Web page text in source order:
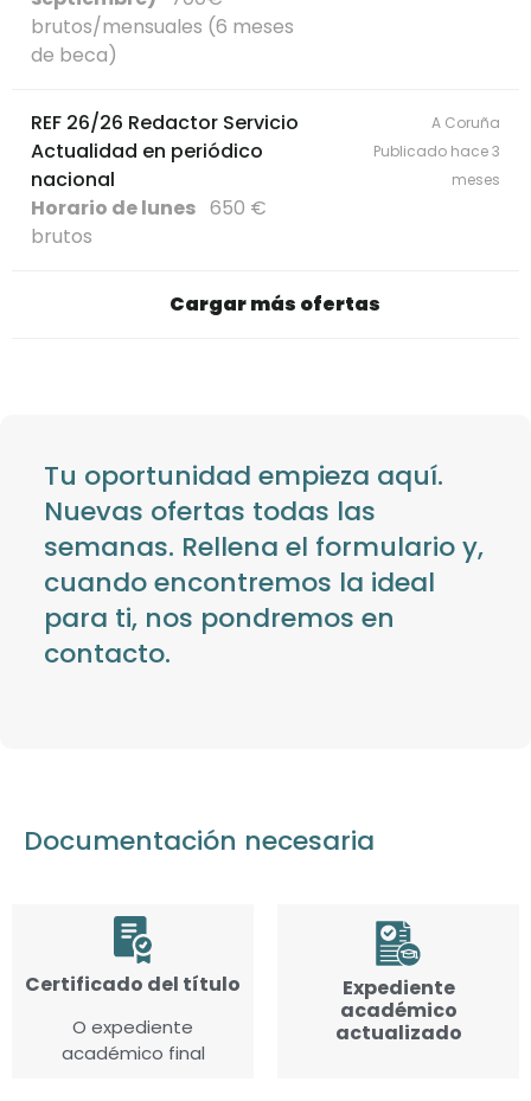
brutos/mensuales (6 meses
de beca)
REF 26/26 Redactor Servicio
Actualidad en periódico
nacional
Horario de lunes 650 €
brutos
A Coruña
Publicado hace 3
meses
Cargar más ofertas
Tu oportunidad empieza aquí.
Nuevas ofertas todas las
semanas. Rellena el formulario y,
cuando encontremos la ideal
para ti, nos pondremos en
contacto.
Documentación necesaria
Certificado del título
O expediente
académico final
Expediente
académico
actualizado